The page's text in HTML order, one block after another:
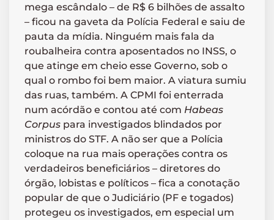
mega escândalo – de R$ 6 bilhões de assalto
– ficou na gaveta da Polícia Federal e saiu de
pauta da mídia. Ninguém mais fala da
roubalheira contra aposentados no INSS, o
que atinge em cheio esse Governo, sob o
qual o rombo foi bem maior. A viatura sumiu
das ruas, também. A CPMI foi enterrada
num acórdão e contou até com Habeas
Corpus para investigados blindados por
ministros do STF. A não ser que a Polícia
coloque na rua mais operações contra os
verdadeiros beneficiários – diretores do
órgão, lobistas e políticos – fica a conotação
popular de que o Judiciário (PF e togados)
protegeu os investigados, em especial um